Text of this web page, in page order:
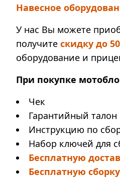
Навесное
У нас Вы можете
получите скидку до
оборудование и
При покупке
Чек
Гарантийный талон
Инструкцию по
Набор ключей для
Бесплатную
Бесплатную